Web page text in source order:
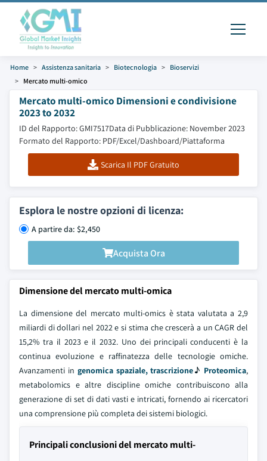
Home Assistenza sanitaria Biotecnologia
Bioservizi
Mercato multi-omico
Mercato multi-omico Dimensioni e condivisione
2023 to 2032
ID del Rapporto: GMI7517Data di Pubblicazione: November 2023
Formato del Rapporto: PDF/Excel/Dashboard/Piattaforma
Scarica Il PDF Gratuito
Esplora le nostre opzioni di licenza:
A partire da: $2,450
Acquista Ora
Dimensione del mercato multi-omica
La dimensione del mercato multi-omics è stata valutata a 2,9
miliardi di dollari nel 2022 e si stima che crescerà a un CAGR del
15,2% tra il 2023 e il 2032. Uno dei principali conducenti è la
continua evoluzione e raffinatezza delle tecnologie omiche.
Avanzamenti in genomica spaziale, trascrizione♪ Proteomica,
metabolomics e altre discipline omiche contribuiscono alla
generazione di set di dati vasti e intricati, fornendo ai ricercatori
una comprensione più completa dei sistemi biologici.
Principali conclusioni del mercato multi-